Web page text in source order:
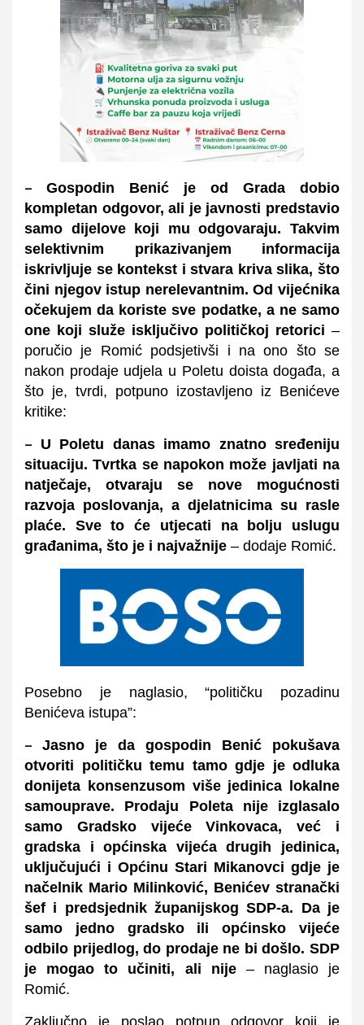
– Gospodin Benić je od Grada dobio
kompletan odgovor, ali je javnosti predstavio
samo dijelove koji mu odgovaraju. Takvim
selektivnim prikazivanjem informacija
iskrivljuje se kontekst i stvara kriva slika, što
čini njegov istup nerelevantnim. Od vijećnika
očekujem da koriste sve podatke, a ne samo
one koji služe isključivo političkoj retorici –
poručio je Romić podsjetivši i na ono što se
nakon prodaje udjela u Poletu doista događa, a
što je, tvrdi, potpuno izostavljeno iz Benićeve
kritike:
– U Poletu danas imamo znatno sređeniju
situaciju. Tvrtka se napokon može javljati na
natječaje, otvaraju se nove mogućnosti
razvoja poslovanja, a djelatnicima su rasle
plaće. Sve to će utjecati na bolju uslugu
građanima, što je i najvažnije – dodaje Romić.
Posebno je naglasio, “političku pozadinu
Benićeva istupa”:
– Jasno je da gospodin Benić pokušava
otvoriti političku temu tamo gdje je odluka
donijeta konsenzusom više jedinica lokalne
samouprave. Prodaju Poleta nije izglasalo
samo Gradsko vijeće Vinkovaca, već i
gradska i općinska vijeća drugih jedinica,
uključujući i Općinu Stari Mikanovci gdje je
načelnik Mario Milinković, Benićev stranački
šef i predsjednik županijskog SDP-a. Da je
samo jedno gradsko ili općinsko vijeće
odbilo prijedlog, do prodaje ne bi došlo. SDP
je mogao to učiniti, ali nije– naglasio je
Romić.
Zaključno je poslao potpun odgovor koji je